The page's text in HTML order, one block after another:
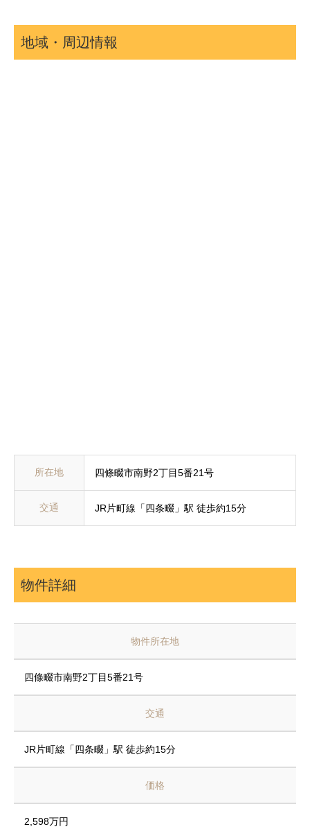
地域・周辺情報
所在地 四條畷市南野2丁目5番21号
交通 JR片町線「四条畷」駅 徒歩約15分
物件詳細
物件所在地
四條畷市南野2丁目5番21号
交通
JR片町線「四条畷」駅 徒歩約15分
価格
2,598万円